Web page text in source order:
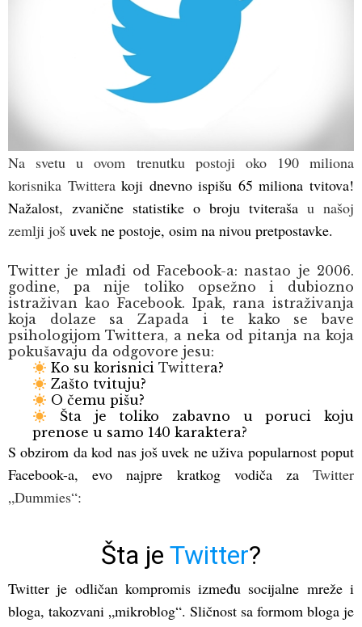
Na svetu u ovom trenutku postoji oko 190 miliona
korisnika Twitterakoji dnevno ispišu 65 miliona tvitova!
Nažalost, zvanične statistike o broju tviteraša u našoj
zemlji još uvek ne postoje, osim na nivou pretpostavke.
Twitter je mlađi od Facebook-a: nastao je 2006.
godine, pa nije toliko opsežno i dubiozno
istraživan kao Facebook. Ipak, rana istraživanja
koja dolaze sa Zapada i te kako se bave
psihologijom Twittera, a neka od pitanja na koja
pokušavaju da odgovore jesu:
Ko su korisniciTwittera?
Zašto tvituju?
O čemu pišu?
Šta je toliko zabavno u poruci koju
prenose u samo 140 karaktera?
S obzirom da kod nas još uvek ne uživa popularnost poput
Facebook-a, evo najpre kratkog vodiča za Twitter
„Dummies“:
Šta je Twitter?
Twitter je odličan kompromis između socijalne mreže i
bloga, takozvani „mikroblog“. Sličnost sa formom bloga je